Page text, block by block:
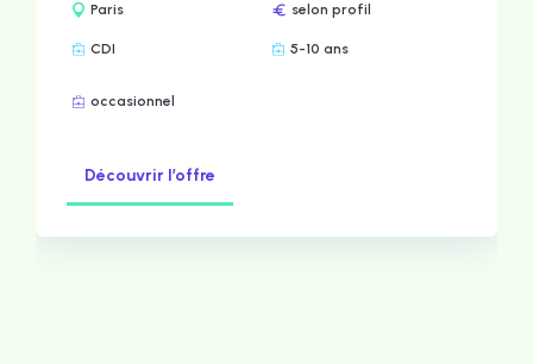
Paris selon profil
CDI 5-10 ans
occasionnel
Découvrir l’offre